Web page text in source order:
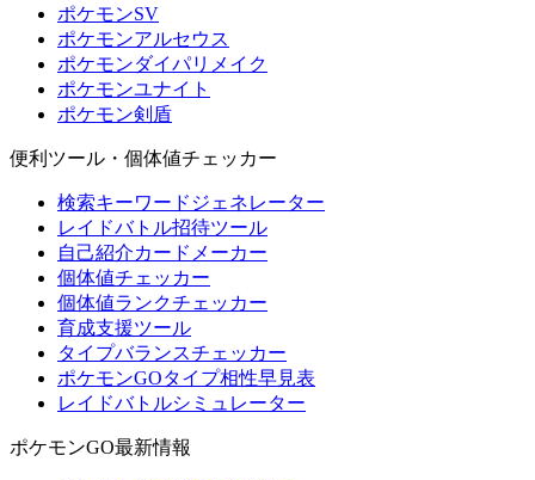
ポケモンSV
ポケモンアルセウス
ポケモンダイパリメイク
ポケモンユナイト
ポケモン剣盾
便利ツール・個体値チェッカー
検索キーワードジェネレーター
レイドバトル招待ツール
自己紹介カードメーカー
個体値チェッカー
個体値ランクチェッカー
育成支援ツール
タイプバランスチェッカー
ポケモンGOタイプ相性早見表
レイドバトルシミュレーター
ポケモンGO最新情報